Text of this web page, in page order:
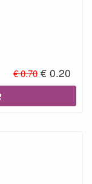
€ 0.70 € 0.20